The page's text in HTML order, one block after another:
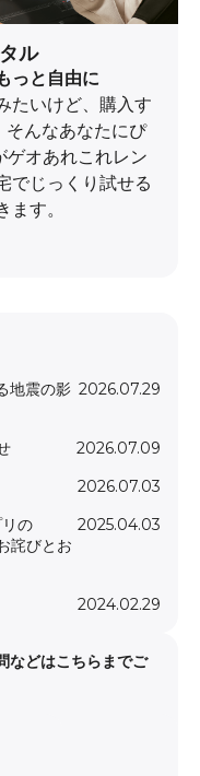
ル
っと自由に
たいけど、購入す
そんなあなたにぴ
オあれこれレン
でじっくり試せる
す。
地震の影 2026.07.29
2026.07.09
2026.07.03
の
詫びとお
2025.04.03
2024.02.29
などはこちらまでご